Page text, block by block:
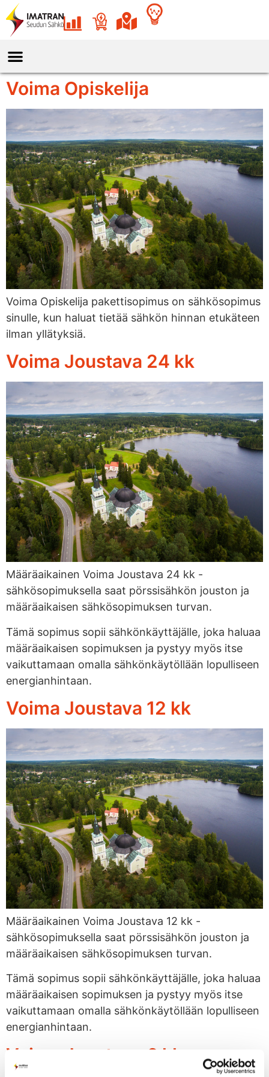
Voima Opiskelija
Voima Opiskelija pakettisopimus on sähkösopimus
sinulle, kun haluat tietää sähkön hinnan etukäteen
ilman yllätyksiä.
Voima Joustava 24 kk
Määräaikainen Voima Joustava 24 kk -
sähkösopimuksella saat pörssisähkön jouston ja
määräaikaisen sähkösopimuksen turvan.
Tämä sopimus sopii sähkönkäyttäjälle, joka haluaa
määräaikaisen sopimuksen ja pystyy myös itse
vaikuttamaan omalla sähkönkäytöllään lopulliseen
energianhintaan.
Voima Joustava 12 kk
Määräaikainen Voima Joustava 12 kk -
sähkösopimuksella saat pörssisähkön jouston ja
määräaikaisen sähkösopimuksen turvan.
Tämä sopimus sopii sähkönkäyttäjälle, joka haluaa
määräaikaisen sopimuksen ja pystyy myös itse
vaikuttamaan omalla sähkönkäytöllään lopulliseen
energianhintaan.
Voima Joustava 6 kk